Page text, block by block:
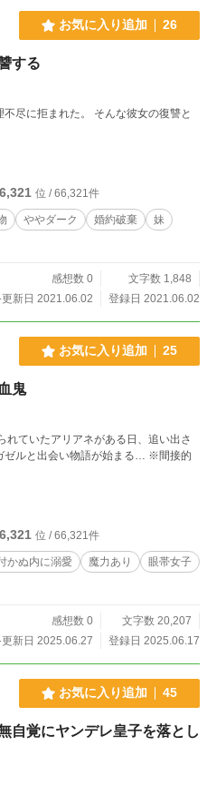
お気に入り追加 26
する
。 そんな彼女の復讐と
位 / 66,321件
ややダーク 婚約破棄
妹
感想数 0
文字数 1,848
新日 2021.06.02
登録日 2021.06.02
お気に入り追加 25
鬼
出会い物語が始まる… ※間接的
位 / 66,321件
かぬ内に溺愛 魔力あり
眼帯女子
感想数 0
文字数 20,207
新日 2025.06.27
登録日 2025.06.17
お気に入り追加 45
自覚にヤンデレ皇子を落とし